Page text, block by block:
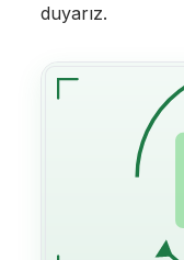
duyarız.